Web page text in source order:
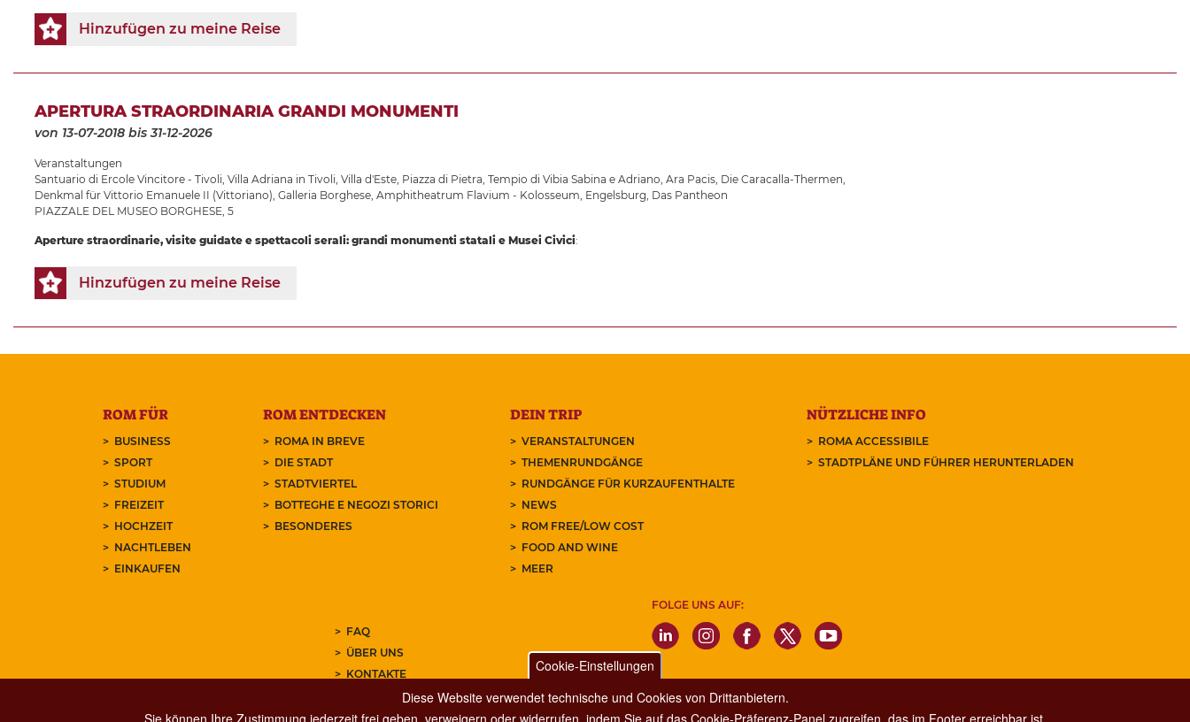
Hinzufügen zu meine Reise
APERTURA STRAORDINARIA GRANDI MONUMENTI
von 13-07-2018 bis 31-12-2026
Veranstaltungen
Santuario di Ercole Vincitore - Tivoli Villa Adriana in Tivoli Villa d'Este Piazza di Pietra Tempio di Vibia Sabina e Adriano Ara Pacis Die Caracalla-Thermen
Denkmal für Vittorio Emanuele II (Vittoriano) Galleria Borghese Amphitheatrum Flavium - Kolosseum Engelsburg Das Pantheon
PIAZZALE DEL MUSEO BORGHESE, 5
Aperture straordinarie, visite guidate e spettacoli serali: grandi monumenti statali e Musei Civici:
Hinzufügen zu meine Reise
ROM FÜR
BUSINESS
SPORT
STUDIUM
FREIZEIT
HOCHZEIT
NACHTLEBEN
EINKAUFEN
ROM ENTDECKEN
ROMA IN BREVE
DIE STADT
STADTVIERTEL
BOTTEGHE E NEGOZI STORICI
BESONDERES
DEIN TRIP
VERANSTALTUNGEN
THEMENRUNDGÄNGE
RUNDGÄNGE FÜR KURZAUFENTHALTE
NEWS
ROM FREE/LOW COST
FOOD AND WINE
MEER
NÜTZLICHE INFO
ROMA ACCESSIBILE
STADTPLÄNE UND FÜHRER HERUNTERLADEN
FAQ
ÜBER UNS
KONTAKTE
ABONNIEREN SIE UNSEREN NEWSLETTER
FOLGE UNS AUF:
Cookie-Einstellungen
Diese Website verwendet technische und Cookies von Drittanbietern.
Sie können Ihre Zustimmung jederzeit frei geben, verweigern oder widerrufen, indem Sie auf das Cookie-Präferenz-Panel zugreifen, das im Footer erreichbar ist.